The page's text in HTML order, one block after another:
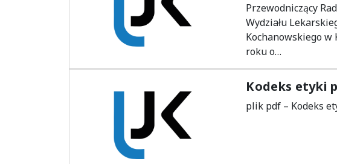
Przewodniczący
Wydziału
Kochanowskiego w
roku o…
Kodeks etyki
plik pdf – Kodeks